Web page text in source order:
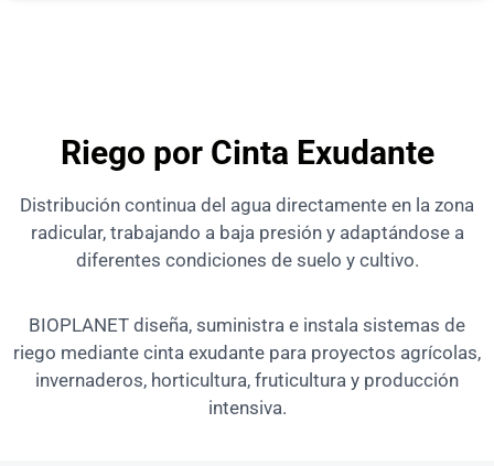
Riego por Cinta Exudante
Distribución continua del agua directamente en la zona
radicular, trabajando a baja presión y adaptándose a
diferentes condiciones de suelo y cultivo.
BIOPLANET diseña, suministra e instala sistemas de
riego mediante cinta exudante para proyectos agrícolas,
invernaderos, horticultura, fruticultura y producción
intensiva.